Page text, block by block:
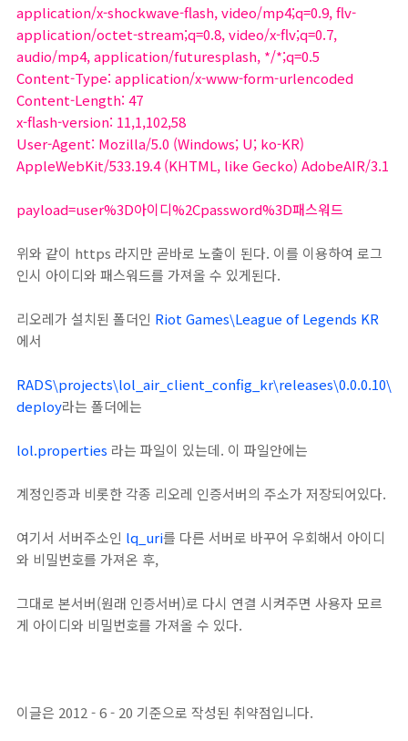
application/x-shockwave-flash, video/mp4;q=0.9, flv-
application/octet-stream;q=0.8, video/x-flv;q=0.7,
audio/mp4, application/futuresplash, */*;q=0.5
Content-Type: application/x-www-form-urlencoded
Content-Length: 47
x-flash-version: 11,1,102,58
User-Agent: Mozilla/5.0 (Windows; U; ko-KR)
AppleWebKit/533.19.4 (KHTML, like Gecko) AdobeAIR/3.1
payload=user%3D아이디%2Cpassword%3D패스워드
위와 같이 https 라지만 곧바로 노출이 된다. 이를 이용하여 로그
인시 아이디와 패스워드를 가져올 수 있게된다.
리오레가 설치된 폴더인 Riot Games\League of Legends KR
에서
RADS\projects\lol_air_client_config_kr\releases\0.0.0.10\
deploy라는 폴더에는
lol.properties 라는 파일이 있는데. 이 파일안에는
계정인증과 비롯한 각종 리오레 인증서버의 주소가 저장되어있다.
여기서 서버주소인 lq_uri를 다른 서버로 바꾸어 우회해서 아이디
와 비밀번호를 가져온 후,
그대로 본서버(원래 인증서버)로 다시 연결 시켜주면 사용자 모르
게 아이디와 비밀번호를 가져올 수 있다.
이글은 2012 - 6 - 20 기준으로 작성된 취약점입니다.